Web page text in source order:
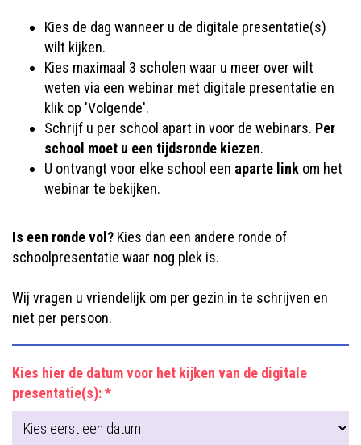
Kies de dag wanneer u de digitale presentatie(s)
wilt kijken.
Kies maximaal 3 scholen waar u meer over wilt
weten via een webinar met digitale presentatie en
klik op 'Volgende'.
Schrijf u per school apart in voor de webinars. Per
school moet u een tijdsronde kiezen.
U ontvangt voor elke school een aparte link om het
webinar te bekijken.
Is een ronde vol? Kies dan een andere ronde of
schoolpresentatie waar nog plek is.
Wij vragen u vriendelijk om per gezin in te schrijven en
niet per persoon.
Kies hier de datum voor het kijken van de digitale
presentatie(s): *